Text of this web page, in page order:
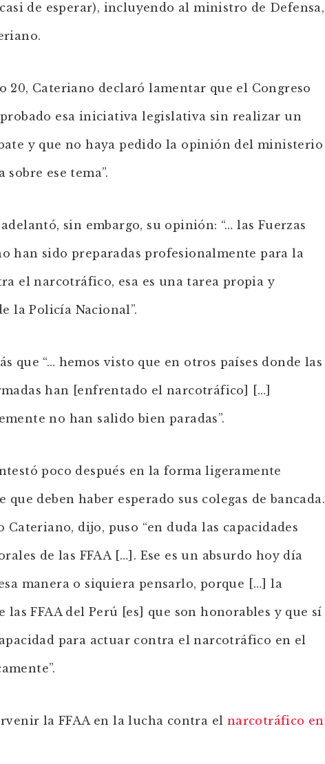
de esperar), incluyendo al ministro de Defensa,
20, Cateriano declaró lamentar que el Congreso
esa iniciativa legislativa sin realizar un
y que no haya pedido la opinión del ministerio
sobre ese tema”.
sin embargo, su opinión: “… las Fuerzas
han sido preparadas profesionalmente para la
el narcotráfico, esa es una tarea propia y
la Policía Nacional”.
que “… hemos visto que en otros países donde las
han [enfrentado el narcotráfico] […]
no han salido bien paradas”.
poco después en la forma ligeramente
que deben haber esperado sus colegas de bancada.
Cateriano, dijo, puso “en duda las capacidades
de las FFAA […]. Ese es un absurdo hoy día
manera o siquiera pensarlo, porque […] la
las FFAA del Perú [es] que son honorables y que sí
para actuar contra el narcotráfico en el
la FFAA en la lucha contra el narcotráfico en